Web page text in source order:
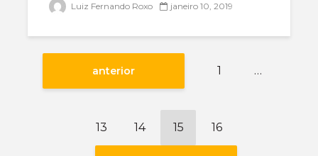
Luiz Fernando Roxo janeiro 10, 2019
anterior 1 …
13 14 15 16